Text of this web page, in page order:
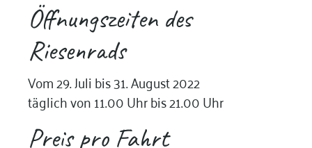
Öffnungszeiten des
Riesenrads
Vom 29. Juli bis 31. August 2022
täglich von 11.00 Uhr bis 21.00 Uhr
Preis pro Fahrt